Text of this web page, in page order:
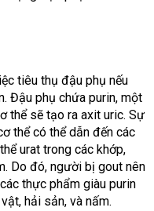
tiêu thụ đậu phụ nếu
Đậu phụ chứa purin, một
thể sẽ tạo ra axit uric. Sự
thể có thể dẫn đến các
urat trong các khớp,
Do đó, người bị gout nên
thực phẩm giàu purin
hải sản, và nấm.